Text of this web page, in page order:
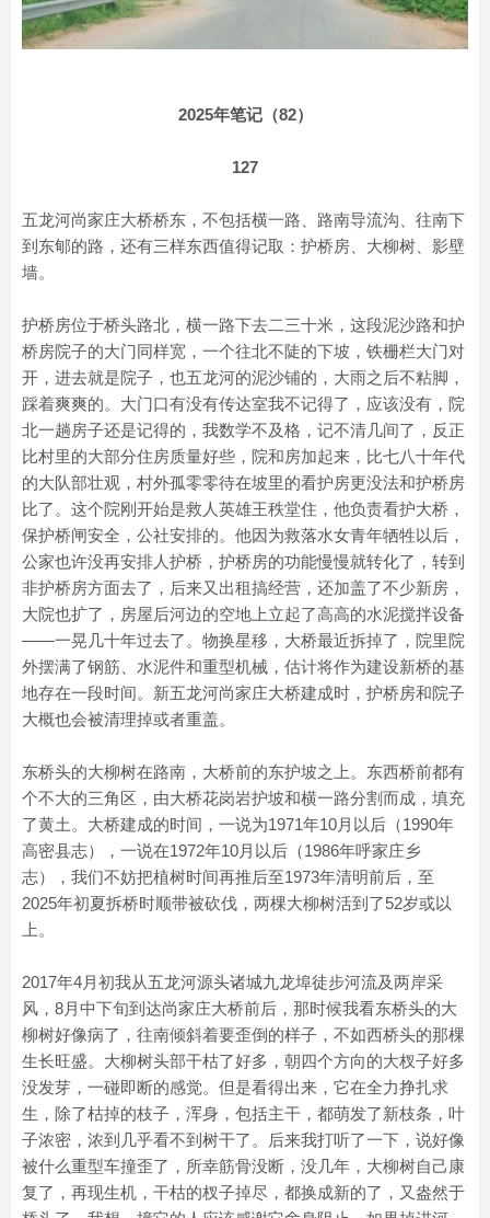
2025年笔记（82）
127
五龙河尚家庄大桥桥东，不包括横一路、路南导流沟、往南下
到东郇的路，还有三样东西值得记取：护桥房、大柳树、影壁
墙。
护桥房位于桥头路北，横一路下去二三十米，这段泥沙路和护
桥房院子的大门同样宽，一个往北不陡的下坡，铁栅栏大门对
开，进去就是院子，也五龙河的泥沙铺的，大雨之后不粘脚，
踩着爽爽的。大门口有没有传达室我不记得了，应该没有，院
北一趟房子还是记得的，我数学不及格，记不清几间了，反正
比村里的大部分住房质量好些，院和房加起来，比七八十年代
的大队部壮观，村外孤零零待在坡里的看护房更没法和护桥房
比了。这个院刚开始是救人英雄王秩堂住，他负责看护大桥，
保护桥闸安全，公社安排的。他因为救落水女青年牺牲以后，
公家也许没再安排人护桥，护桥房的功能慢慢就转化了，转到
非护桥房方面去了，后来又出租搞经营，还加盖了不少新房，
大院也扩了，房屋后河边的空地上立起了高高的水泥搅拌设备
——一晃几十年过去了。物换星移，大桥最近拆掉了，院里院
外摆满了钢筋、水泥件和重型机械，估计将作为建设新桥的基
地存在一段时间。新五龙河尚家庄大桥建成时，护桥房和院子
大概也会被清理掉或者重盖。
东桥头的大柳树在路南，大桥前的东护坡之上。东西桥前都有
个不大的三角区，由大桥花岗岩护坡和横一路分割而成，填充
了黄土。大桥建成的时间，一说为1971年10月以后（1990年
高密县志），一说在1972年10月以后（1986年呼家庄乡
志），我们不妨把植树时间再推后至1973年清明前后，至
2025年初夏拆桥时顺带被砍伐，两棵大柳树活到了52岁或以
上。
2017年4月初我从五龙河源头诸城九龙埠徒步河流及两岸采
风，8月中下旬到达尚家庄大桥前后，那时候我看东桥头的大
柳树好像病了，往南倾斜着要歪倒的样子，不如西桥头的那棵
生长旺盛。大柳树头部干枯了好多，朝四个方向的大杈子好多
没发芽，一碰即断的感觉。但是看得出来，它在全力挣扎求
生，除了枯掉的枝子，浑身，包括主干，都萌发了新枝条，叶
子浓密，浓到几乎看不到树干了。后来我打听了一下，说好像
被什么重型车撞歪了，所幸筋骨没断，没几年，大柳树自己康
复了，再现生机，干枯的杈子掉尽，都换成新的了，又盎然于